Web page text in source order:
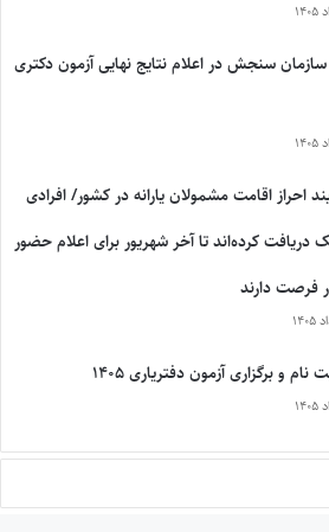
سنجش در اعلام نتایج نهایی آزمون دکتری
احراز اقامت مشمولان یارانه در کشور/ افرادی
دریافت کرده‌اند تا آخر شهریور برای اعلام حضور
فرصت دارند
نام و برگزاری آزمون دفتریاری ۱۴۰۵